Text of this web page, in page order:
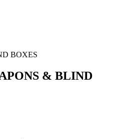
BOXES
& BLIND